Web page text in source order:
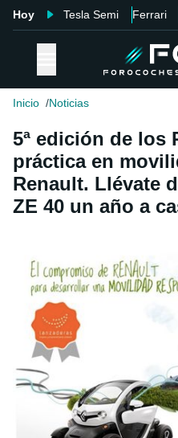
Hoy Tesla Semi Ferrari
Inicio Noticias
5ª edición de los
práctica en
Renault. Llévate
ZE 40 un año a